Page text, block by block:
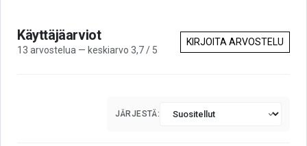
Käyttäjäarviot
13 arvostelua — keskiarvo 3,7 / 5
KIRJOITA ARVOSTELU
JÄRJESTÄ: